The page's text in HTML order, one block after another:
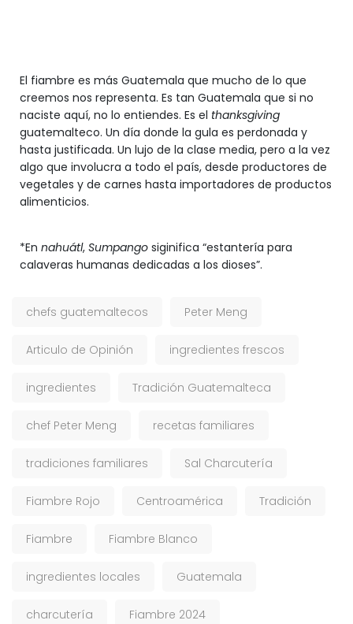
El fiambre es más Guatemala que mucho de lo que
creemos nos representa. Es tan Guatemala que si no
naciste aquí, no lo entiendes. Es el thanksgiving
guatemalteco. Un día donde la gula es perdonada y
hasta justificada. Un lujo de la clase media, pero a la vez
algo que involucra a todo el país, desde productores de
vegetales y de carnes hasta importadores de productos
alimenticios.
*En nahuátl, Sumpango siginifica “estantería para
calaveras humanas dedicadas a los dioses”.
chefs guatemaltecos Peter Meng
Articulo de Opinión ingredientes frescos
ingredientes Tradición Guatemalteca
chef Peter Meng recetas familiares
tradiciones familiares Sal Charcutería
Fiambre Rojo Centroamérica Tradición
Fiambre Fiambre Blanco
ingredientes locales Guatemala
charcutería Fiambre 2024